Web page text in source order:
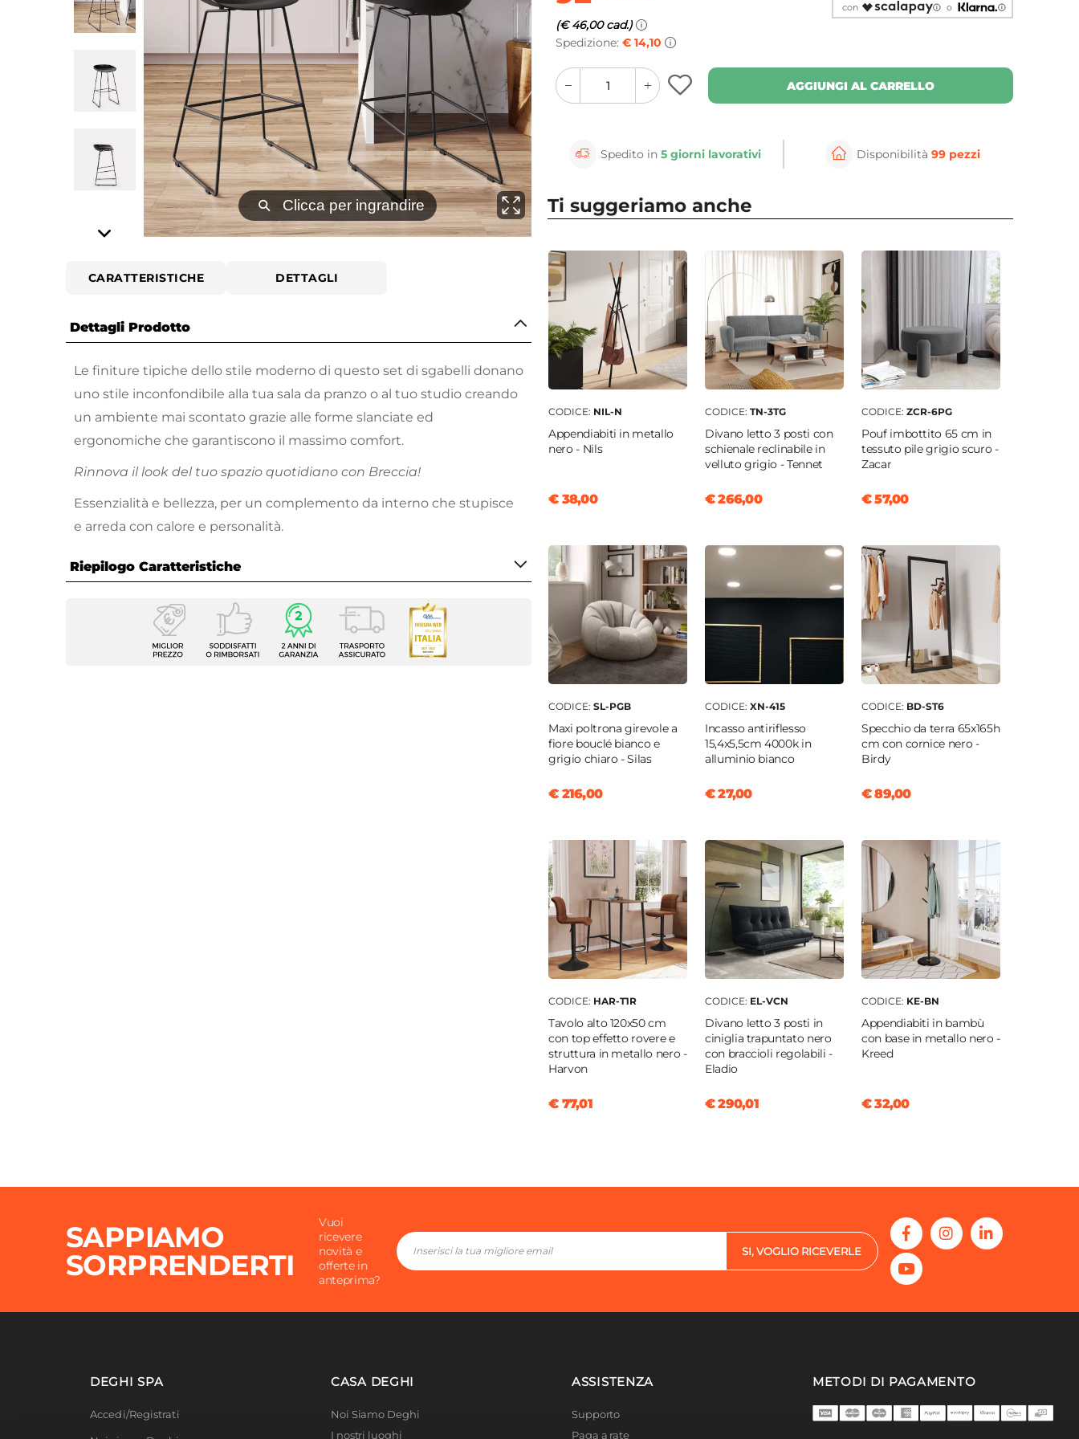
⚲ Clicca per ingrandire ⚲ Clicca per ingrandire
CARATTERISTICHE DETTAGLI
Dettagli Prodotto
Le finiture tipiche dello stile moderno di questo set di sgabelli donano
uno stile inconfondibile alla tua sala da pranzo o al tuo studio creando
un ambiente mai scontato grazie alle forme slanciate ed
ergonomiche che garantiscono il massimo comfort.
Rinnova il look del tuo spazio quotidiano con Breccia!
Essenzialità e bellezza, per un complemento da interno che stupisce
e arreda con calore e personalità.
Riepilogo Caratteristiche
Caratteristiche
Set sgabelli
Numero Elementi
2 elementi
(€ 46,00 cad.)
Spedizione: € 14,10
con
o
quantity
button
quantity
minus
button
AGGIUNGI AL CARRELLO
Spedito in5 giorni lavorativi Disponibilità 99 pezzi
Ti suggeriamo anche
CODICE: NIL-N
Appendiabiti in metallo
nero - Nils
€ 38,00
CODICE: TN-3TG
Divano letto 3 posti con
schienale reclinabile in
velluto grigio - Tennet
€ 266,00
CODICE: ZCR-6PG
Pouf imbottito 65 cm in
tessuto pile grigio scuro -
Zacar
€ 57,00
CODICE: SL-PGB
Maxi poltrona girevole a
fiore bouclé bianco e
grigio chiaro - Silas
€ 216,00
CODICE: XN-415
Incasso antiriflesso
15,4x5,5cm 4000k in
alluminio bianco
€ 27,00
CODICE: BD-ST6
Specchio da terra 65x165h
cm con cornice nero -
Birdy
€ 89,00
CODICE: HAR-T1R
Tavolo alto 120x50 cm
con top effetto rovere e
struttura in metallo nero -
Harvon
€ 77,01
CODICE: EL-VCN
Divano letto 3 posti in
ciniglia trapuntato nero
con braccioli regolabili -
Eladio
€ 290,01
CODICE: KE-BN
Appendiabiti in bambù
con base in metallo nero -
Kreed
€ 32,00
SAPPIAMO
SORPRENDERTI
Vuoi
ricevere
novità e
offerte in
anteprima?
SI, VOGLIO RICEVERLE
DEGHI SPA
Accedi/Registrati
CASA DEGHI
Noi Siamo Deghi
I nostri luoghi
ASSISTENZA
Supporto
Paga a rate
METODI DI PAGAMENTO